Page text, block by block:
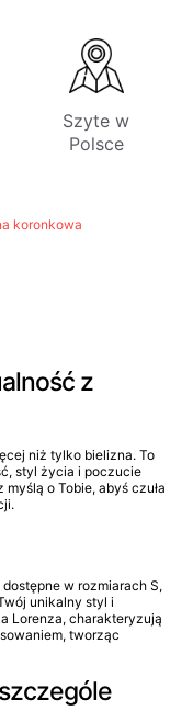
Szyte w
Polsce
koronkowa
z
niż tylko bielizna. To
styl życia i poczucie
o Tobie, abyś czuła
dostępne w rozmiarach S,
unikalny styl i
Lorenza, charakteryzują
tworząc